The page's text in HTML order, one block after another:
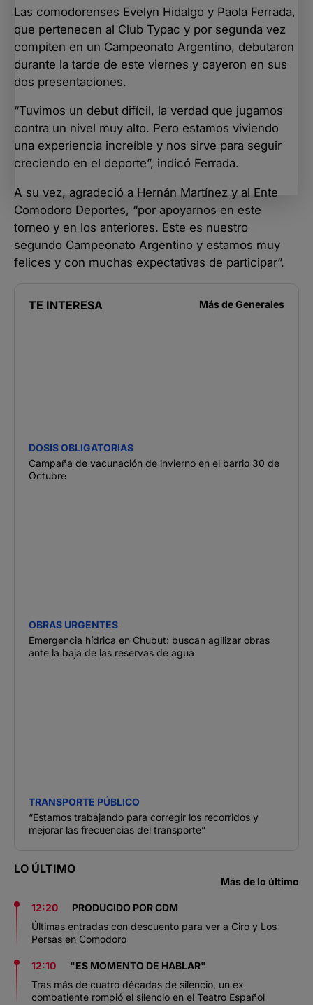
Las comodorenses Evelyn Hidalgo y Paola Ferrada,
que pertenecen al Club Typac y por segunda vez
compiten en un Campeonato Argentino, debutaron
durante la tarde de este viernes y cayeron en sus
dos presentaciones.
“Tuvimos un debut difícil, la verdad que jugamos
contra un nivel muy alto. Pero estamos viviendo
una experiencia increíble y nos sirve para seguir
creciendo en el deporte”, indicó Ferrada.
A su vez, agradeció a Hernán Martínez y al Ente
Comodoro Deportes, “por apoyarnos en este
torneo y en los anteriores. Este es nuestro
segundo Campeonato Argentino y estamos muy
felices y con muchas expectativas de participar”.
TE INTERESA Más deGenerales
DOSIS OBLIGATORIAS
Campaña de vacunación de invierno en el barrio 30 de
Octubre
OBRAS URGENTES
Emergencia hídrica en Chubut: buscan agilizar obras
ante la baja de las reservas de agua
TRANSPORTE PÚBLICO
“Estamos trabajando para corregir los recorridos y
mejorar las frecuencias del transporte”
LO ÚLTIMO
Más de lo último
12:20
PRODUCIDO POR CDM
Últimas entradas con descuento para ver a Ciro y Los
Persas en Comodoro
12:10
"ES MOMENTO DE HABLAR"
Tras más de cuatro décadas de silencio, un ex
combatiente rompió el silencio en el Teatro Español